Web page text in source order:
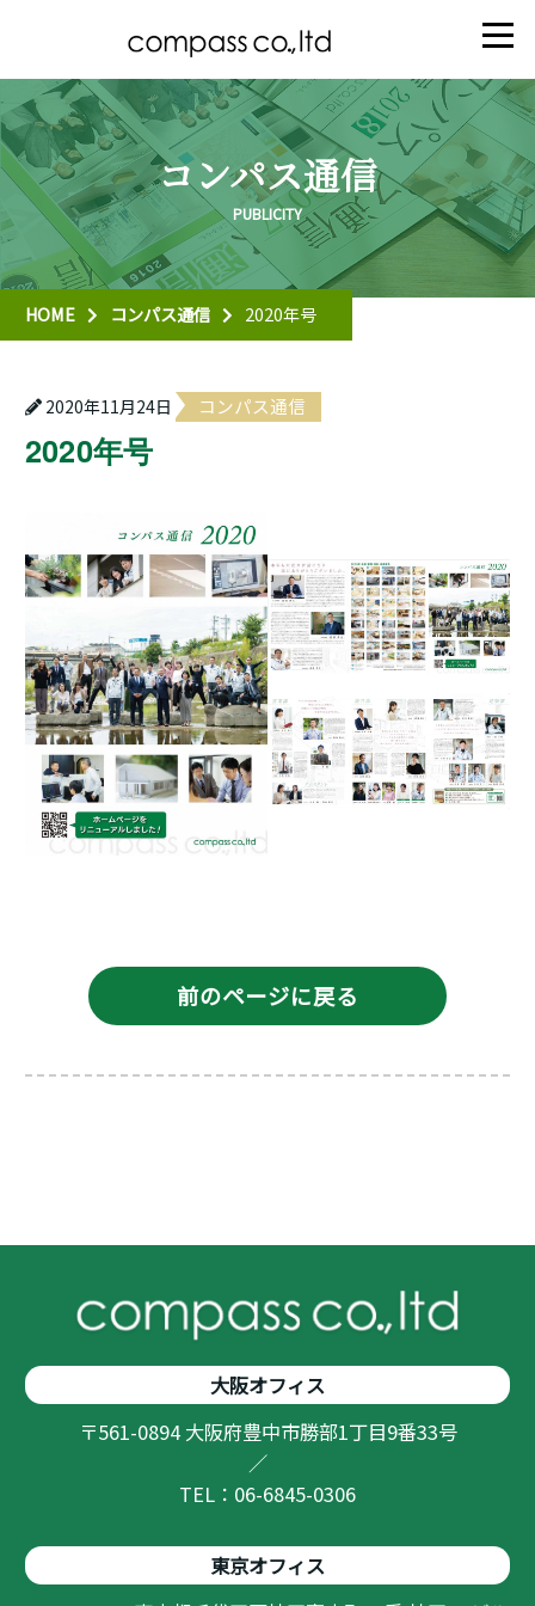
コンパス通信
HOME コンパス通信 2020年号
2020年11月24日 コンパス通信
2020年号
前のページに戻る
大阪オフィス
〒561-0894 大阪府豊中市勝部1丁目9番33号
／
TEL：06-6845-0306
東京オフィス